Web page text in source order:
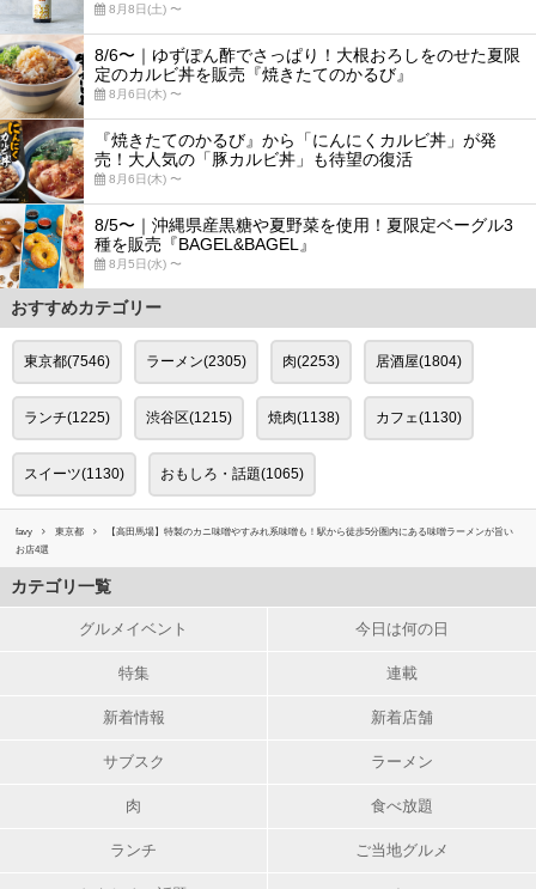
8月8日(土) 〜
8/6〜｜ゆずぽん酢でさっぱり！大根おろしをのせた夏限
定のカルビ丼を販売『焼きたてのかるび』
8月6日(木) 〜
『焼きたてのかるび』から「にんにくカルビ丼」が発
売！大人気の「豚カルビ丼」も待望の復活
8月6日(木) 〜
8/5〜｜沖縄県産黒糖や夏野菜を使用！夏限定ベーグル3
種を販売『BAGEL&BAGEL』
8月5日(水) 〜
おすすめカテゴリー
東京都(7546) ラーメン(2305) 肉(2253) 居酒屋(1804)
ランチ(1225) 渋谷区(1215) 焼肉(1138) カフェ(1130)
スイーツ(1130) おもしろ・話題(1065)
favy 東京都
【高田馬場】特製のカニ味噌やすみれ系味噌も！駅から徒歩5分圏内にある味噌ラーメンが旨い
お店4選
カテゴリ一覧
グルメイベント 今日は何の日
特集 連載
新着情報 新着店舗
サブスク ラーメン
肉 食べ放題
ランチ ご当地グルメ